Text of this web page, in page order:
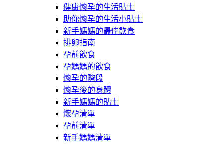
健康懷孕的生活貼士
助你懷孕的生活小貼士
新手媽媽的最佳飲食
排卵指南
孕前飲食
孕媽媽的飲食
懷孕的階段
懷孕後的身體
新手媽媽的貼士
懷孕清單
孕前清單
新手媽媽清單